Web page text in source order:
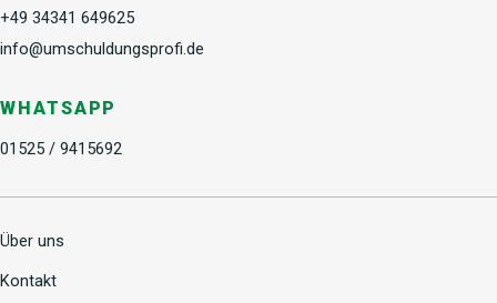
+49 34341 649625
info@umschuldungsprofi.de
WHATSAPP
01525 / 9415692
Über uns
Kontakt